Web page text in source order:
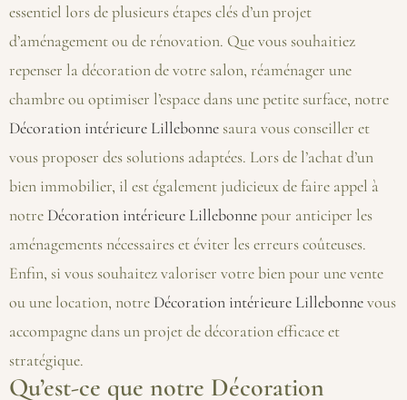
essentiel lors de plusieurs étapes clés d’un projet
d’aménagement ou de rénovation. Que vous souhaitiez
repenser la décoration de votre salon, réaménager une
chambre ou optimiser l’espace dans une petite surface, notre
Décoration intérieure Lillebonne saura vous conseiller et
vous proposer des solutions adaptées. Lors de l’achat d’un
bien immobilier, il est également judicieux de faire appel à
notre Décoration intérieure Lillebonnepour anticiper les
aménagements nécessaires et éviter les erreurs coûteuses.
Enfin, si vous souhaitez valoriser votre bien pour une vente
ou une location, notre Décoration intérieure Lillebonnevous
accompagne dans un projet de décoration efficace et
stratégique.
Qu’est-ce que notre Décoration